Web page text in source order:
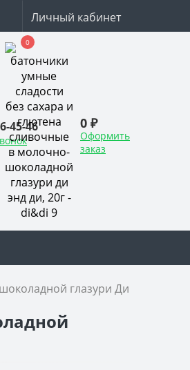
Личный кабинет
45-46
0
0 ₽
Оформить
заказ
глазури Ди энд Ди, 20г